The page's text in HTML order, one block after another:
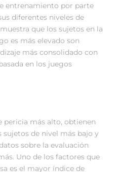
entrenamiento por parte
diferentes niveles de
que los sujetos en la
es más elevado son
más consolidado con
en los juegos
pericia más alto, obtienen
de nivel más bajo y
sobre la evaluación
Uno de los factores que
es el mayor índice de